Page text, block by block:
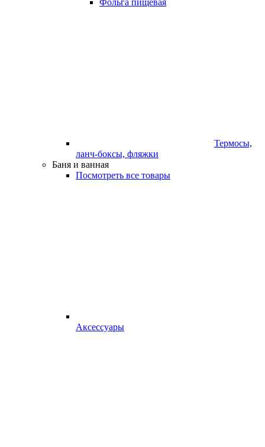
Фольга пищевая
Термосы,
ланч-боксы, фляжки
Баня и ванная
Посмотреть все товары
Аксессуары